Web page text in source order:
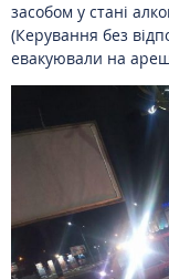
засобом у стані
(Керування без
евакуювали на